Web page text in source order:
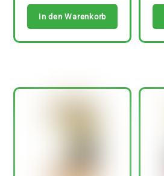
In den Warenkorb